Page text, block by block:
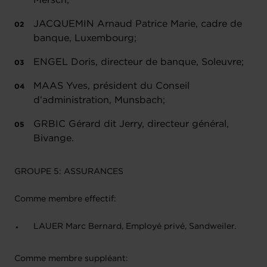
JACQUEMIN Arnaud Patrice Marie, cadre de
banque, Luxembourg;
ENGEL Doris, directeur de banque, Soleuvre;
MAAS Yves, président du Conseil
d’administration, Munsbach;
GRBIC Gérard dit Jerry, directeur général,
Bivange.
GROUPE 5: ASSURANCES
Comme membre effectif:
LAUER Marc Bernard, Employé privé, Sandweiler.
Comme membre suppléant: